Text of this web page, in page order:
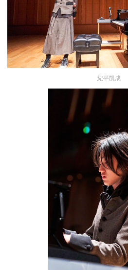
紀平凱成